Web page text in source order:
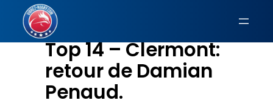
Aller
contenu Top 14 – Clermont:
retour de Damian
Penaud.